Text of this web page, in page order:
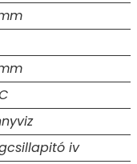
iv